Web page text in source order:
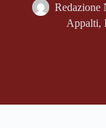
Redazione
Appalti,